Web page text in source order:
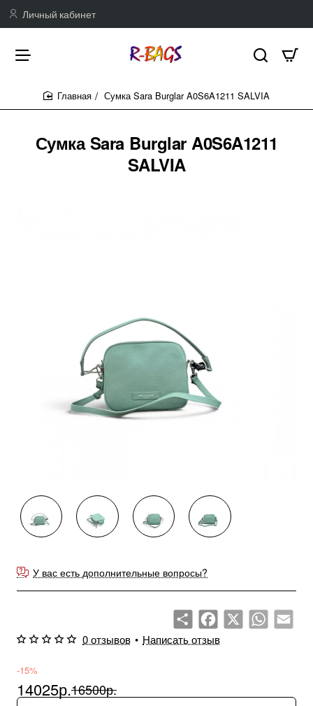
Личный кабинет
Сумка Sara Burglar A0S6A1211
SALVIA
Сумка Sara Burglar A0S6A1211 SALVIA
У вас есть дополнительные вопросы?
ShareFacebook
X WhatsApp
0 отзывов • Написать отзыв
-15%
14025р.16500р.